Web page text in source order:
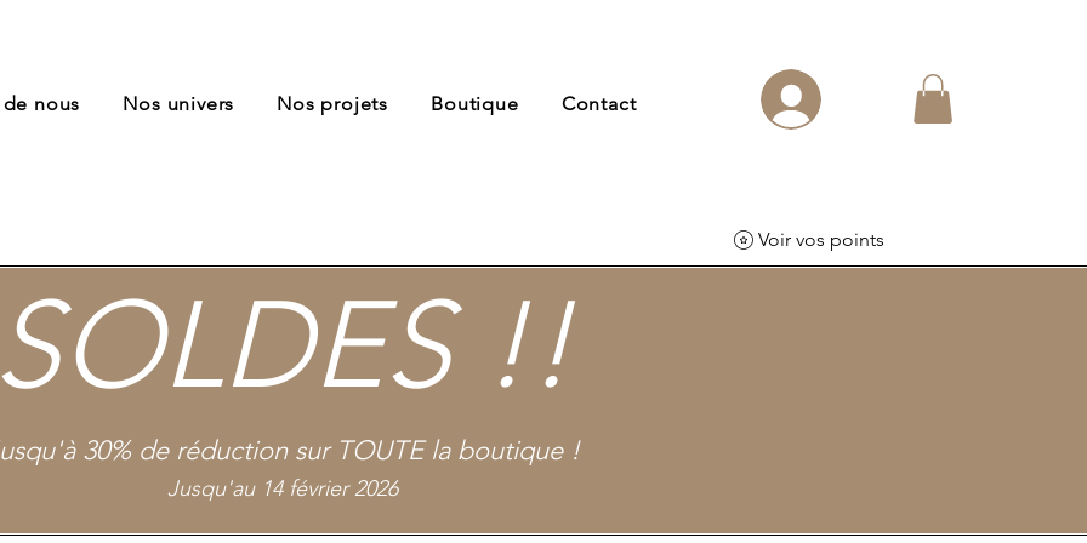
nous Nos univers Nos projets Boutique Contact
Voir vos points
SOLDES !!
30% de réduction sur TOUTE la boutique !
Jusqu'au 14 février 2026